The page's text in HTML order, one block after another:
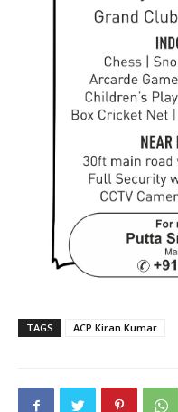
TAGS ACP Kiran Kumar